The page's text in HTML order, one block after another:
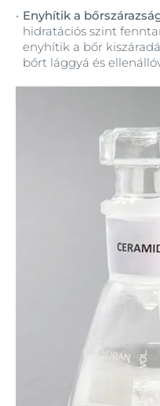
Enyhítik a
hidratációs szint
enyhítik a bőr
bőrt lággyá és